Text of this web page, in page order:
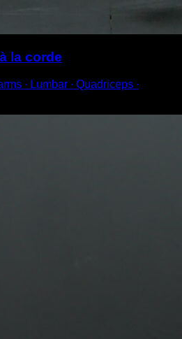
la corde
∙ Lumbar ∙ Quadriceps ∙